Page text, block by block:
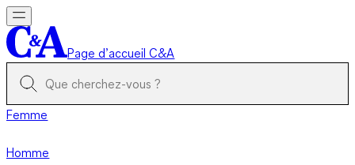
Page d’accueil C&A
Femme
Homme